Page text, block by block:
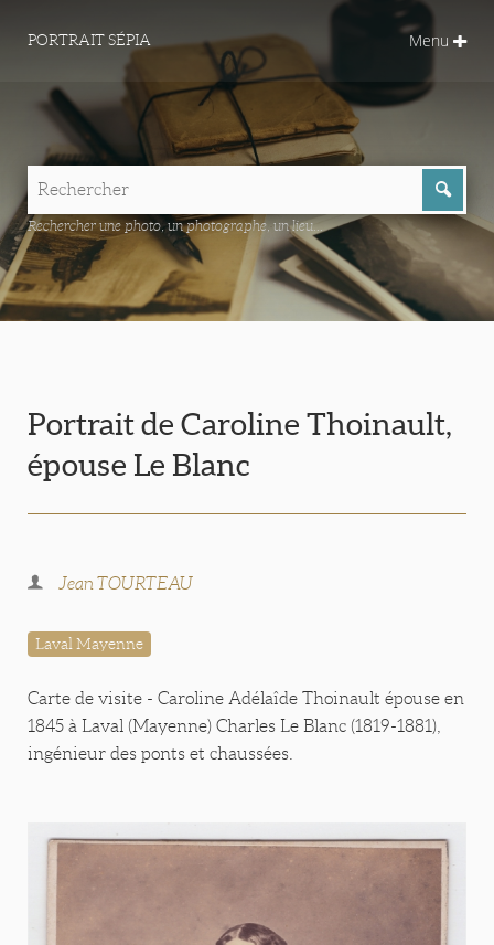
PORTRAIT SÉPIA Menu
Rechercher une photo, un photographe, un lieu...
Portrait de Caroline Thoinault,
épouse Le Blanc
Jean TOURTEAU
Laval Mayenne
Carte de visite - Caroline Adélaîde Thoinault épouse en
1845 à Laval (Mayenne) Charles Le Blanc (1819-1881),
ingénieur des ponts et chaussées.